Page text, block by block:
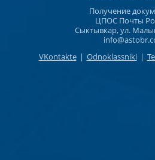
Получение
ЦПОС Почты
Сыктывкар, ул.
VKontakte | Odnoklassniki |